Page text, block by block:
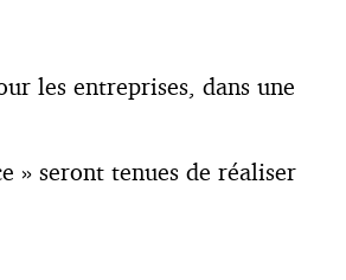
les entreprises, dans une
» seront tenues de réaliser